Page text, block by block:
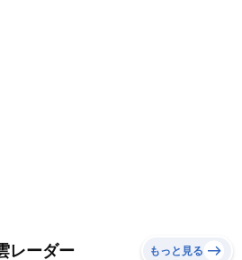
レーダー もっと見る